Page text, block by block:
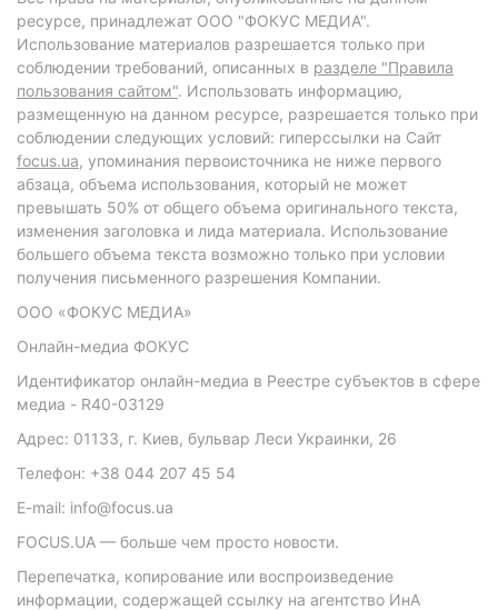
ресурсе, принадлежат ООО "ФОКУС МЕДИА".
Использование материалов разрешается только при
соблюдении требований, описанных в разделе "Правила
пользования сайтом". Использовать информацию,
размещенную на данном ресурсе, разрешается только при
соблюдении следующих условий: гиперссылки на Сайт
focus.ua, упоминания первоисточника не ниже первого
абзаца, объема использования, который не может
превышать 50% от общего объема оригинального текста,
изменения заголовка и лида материала. Использование
большего объема текста возможно только при условии
получения письменного разрешения Компании.
ООО «ФОКУС МЕДИА»
Онлайн-медиа ФОКУС
Идентификатор онлайн-медиа в Реестре субъектов в сфере
медиа - R40-03129
Адрес: 01133, г. Киев, бульвар Леси Украинки, 26
Телефон: +38 044 207 45 54
E-mail: info@focus.ua
FOCUS.UA — больше чем просто новости.
Перепечатка, копирование или воспроизведение
информации, содержащей ссылку на агентство ИнА